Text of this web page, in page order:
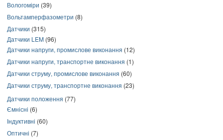
Вологоміри (39)
Вольтамперфазометри (8)
Датчики (315)
Датчики LEM (96)
Датчики напруги, промислове виконання (12)
Датчики напруги, транспортне виконання (1)
Датчики струму, промислове виконання (60)
Датчики струму, транспортне виконання (23)
Датчики положення (77)
Ємнісні (6)
Індуктивні (60)
Оптичні (7)